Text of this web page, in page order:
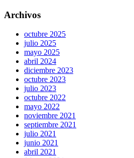
Archivos
octubre 2025
julio 2025
mayo 2025
abril 2024
diciembre 2023
octubre 2023
julio 2023
octubre 2022
mayo 2022
noviembre 2021
septiembre 2021
julio 2021
junio 2021
abril 2021